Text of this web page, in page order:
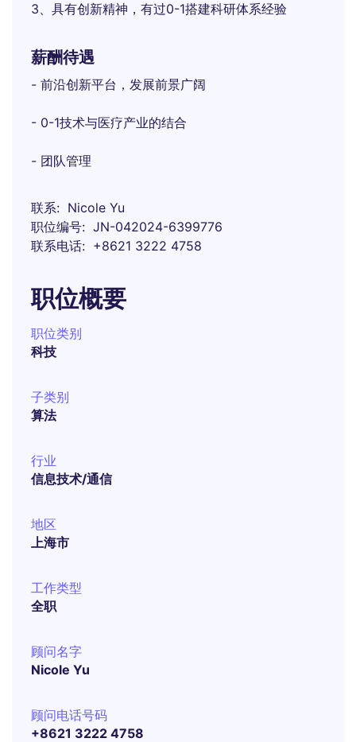
3、具有创新精神，有过0-1搭建科研体系经验
薪酬待遇
- 前沿创新平台，发展前景广阔
- 0-1技术与医疗产业的结合
- 团队管理
联系
Nicole Yu
职位编号
JN-042024-6399776
联系电话
+8621 3222 4758
职位概要
职位类别
科技
子类别
算法
行业
信息技术/通信
地区
上海市
工作类型
全职
顾问名字
Nicole Yu
顾问电话号码
+8621 3222 4758